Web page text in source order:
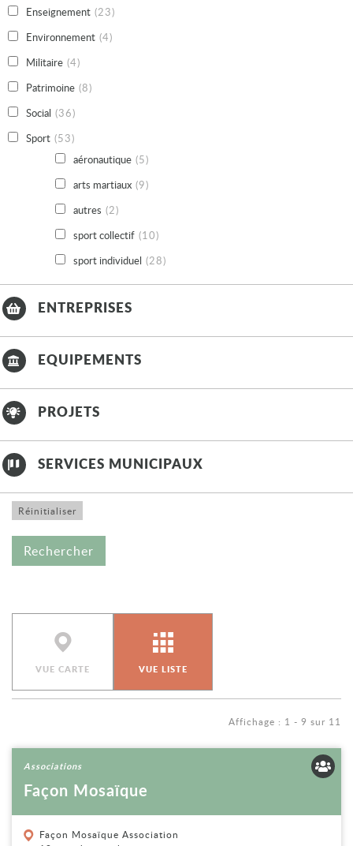
Enseignement (23)
Environnement (4)
Militaire (4)
Patrimoine (8)
Social (36)
Sport (53)
aéronautique (5)
arts martiaux (9)
autres (2)
sport collectif (10)
sport individuel (28)
ENTREPRISES
EQUIPEMENTS
PROJETS
SERVICES MUNICIPAUX
VUE CARTE VUE LISTE
Affichage : 1 - 9 sur 11
Associations
Façon Mosaïque
Façon Mosaïque Association